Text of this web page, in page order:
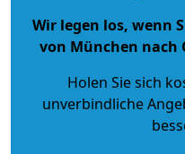
Wir legen los, wenn
von München nach
Holen Sie sich
unverbindliche